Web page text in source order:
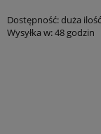
Dostępność:duża ilość
Wysyłka w:48 godzin